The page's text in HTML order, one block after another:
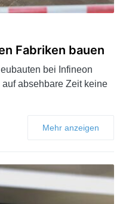
Fabriken bauen
bei Infineon
absehbare Zeit keine
Mehr anzeigen